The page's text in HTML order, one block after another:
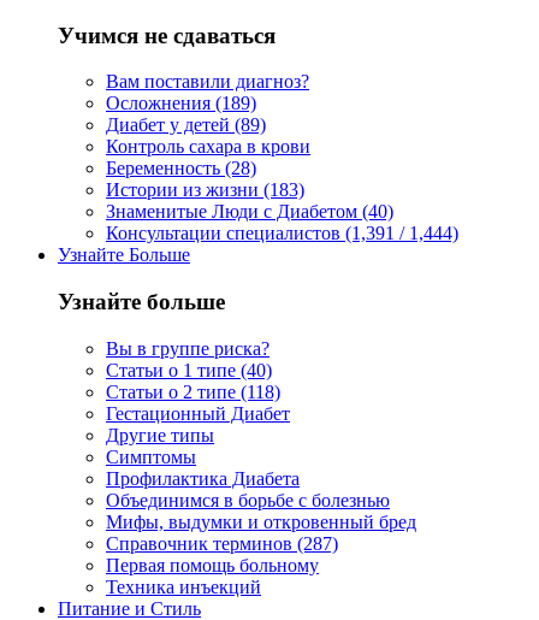
Учимся не сдаваться
Вам поставили диагноз?
Осложнения (189)
Диабет у детей (89)
Контроль сахара в крови
Беременность (28)
Истории из жизни (183)
Знаменитые Люди с Диабетом (40)
Консультации специалистов (1,391 / 1,444)
Узнайте Больше
Узнайте больше
Вы в группе риска?
Статьи о 1 типе (40)
Статьи о 2 типе (118)
Гестационный Диабет
Другие типы
Симптомы
Профилактика Диабета
Объединимся в борьбе с болезнью
Мифы, выдумки и откровенный бред
Справочник терминов (287)
Первая помощь больному
Техника инъекций
Питание и Стиль